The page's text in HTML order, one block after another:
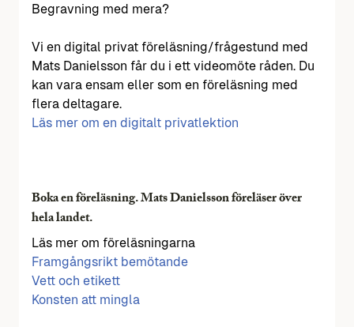
Begravning med mera?
Vi en digital privat föreläsning/frågestund med
Mats Danielsson får du i ett videomöte råden. Du
kan vara ensam eller som en föreläsning med
flera deltagare.
Läs mer om en digitalt privatlektion
Boka en föreläsning. Mats Danielsson föreläser över
hela landet.
Läs mer om föreläsningarna
Framgångsrikt bemötande
Vett och etikett
Konsten att mingla